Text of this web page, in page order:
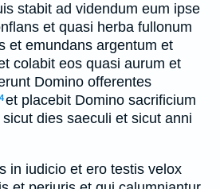
stabit ad videndum eum ipse
et quasi herba fullonum
et emundans argentum et
colabit eos quasi aurum et
Domino offerentes
4et placebit Domino sacrificium
dies saeculi et sicut anni
in iudicio et ero testis velox